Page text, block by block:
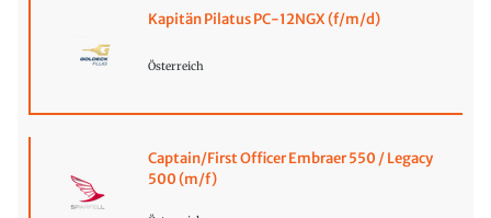
Kapitän Pilatus PC-12NGX (f/m/d)
Österreich
Captain/First Officer Embraer 550 / Legacy
500 (m/f)